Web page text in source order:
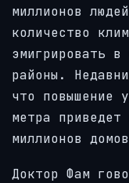
миллионов
количество
эмигрировать в
районы.
что повышение
метра
миллионов
Доктор Фам